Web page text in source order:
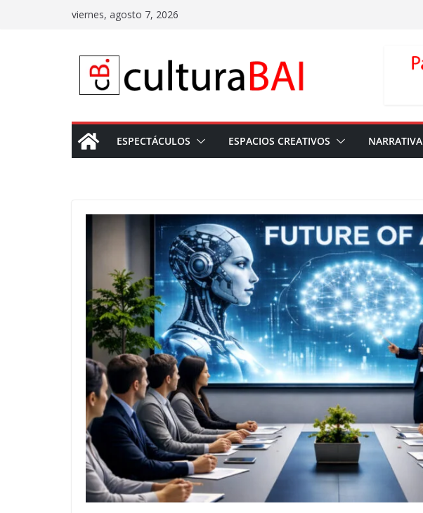
viernes, agosto 7, 2026
ESPECTÁCULOS ESPACIOS CREATIVOS NARRATIVA